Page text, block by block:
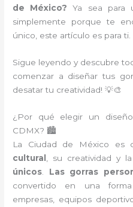
de México? Ya sea para
simplemente porque te
único, este artículo es para ti.
Sigue leyendo y descubre
comenzar a diseñar tus
desatar tu creatividad! 💡🎨
¿Por qué elegir un
CDMX? 🏙️
La Ciudad de México es
cultural
, su creatividad y
únicos
Las gorras
convertido en una
empresas, equipos